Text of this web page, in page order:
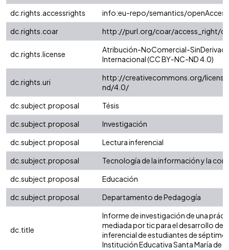
dc.rights.accessrights
info:eu-repo/semantics/openAccess
dc.rights.coar
http://purl.org/coar/access_right/
dc.rights.license
Atribución-NoComercial-
Internacional (CC BY-NC-ND 4.0)
dc.rights.uri
http://creativecommons.org/
nd/4.0/
dc.subject.proposal
Tésis
dc.subject.proposal
Investigación
dc.subject.proposal
Lectura inferencial
dc.subject.proposal
Tecnología de la información y la
dc.subject.proposal
Educación
dc.subject.proposal
Departamento de Pedagogía
dc.title
Informe de investigación de una
mediada por tic para el desarrollo de
inferencial de estudiantes de séptimo
Institución Educativa Santa María de